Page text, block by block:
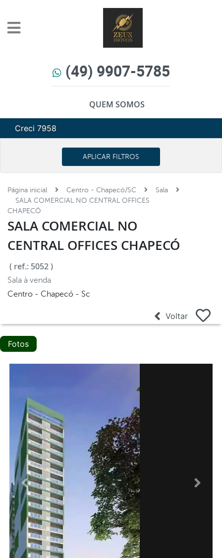
(49) 9907-5785
QUEM SOMOS
Creci 7958
APLICAR FILTROS
Página inicial Centro - Chapecó/SC
Sala
SALA COMERCIAL NO CENTRAL OFFICES
CHAPECÓ
SALA COMERCIAL NO
CENTRAL OFFICES CHAPECÓ
( ref.: 5052 )
Sala à venda
Centro - Chapecó - Sc
Voltar
Fotos
Anterior